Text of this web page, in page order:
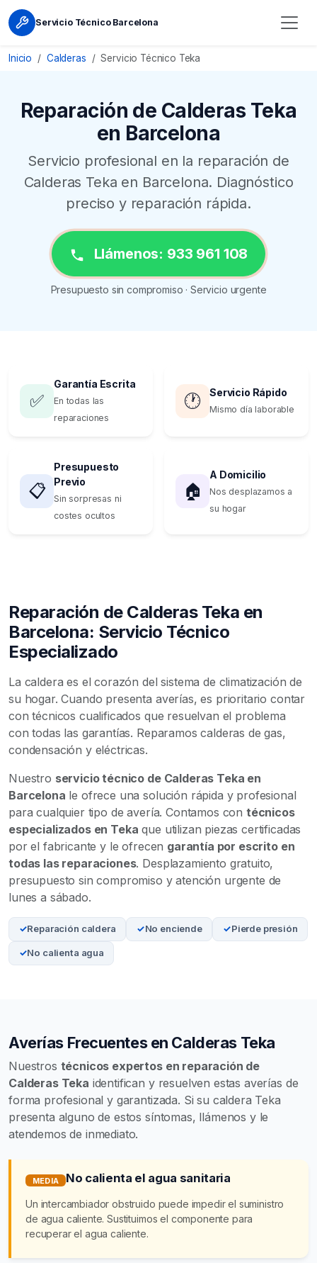
Servicio Técnico Barcelona
Inicio Calderas Servicio Técnico Teka
Reparación de Calderas Teka
en Barcelona
Servicio profesional en la reparación de
Calderas Teka en Barcelona. Diagnóstico
preciso y reparación rápida.
Llámenos: 933 961 108
Presupuesto sin compromiso · Servicio urgente
✅
Garantía Escrita
En todas las
reparaciones
🕐 Servicio Rápido
Mismo día laborable
📋
Presupuesto
Previo
Sin sorpresas ni
costes ocultos
🏠
A Domicilio
Nos desplazamos a
su hogar
Reparación de Calderas Teka en
Barcelona: Servicio Técnico
Especializado
La caldera es el corazón del sistema de climatización de
su hogar. Cuando presenta averías, es prioritario contar
con técnicos cualificados que resuelvan el problema
con todas las garantías. Reparamos calderas de gas,
condensación y eléctricas.
Nuestro servicio técnico de Calderas Teka en
Barcelona le ofrece una solución rápida y profesional
para cualquier tipo de avería. Contamos con técnicos
especializados en Teka que utilizan piezas certificadas
por el fabricante y le ofrecen garantía por escrito en
todas las reparaciones. Desplazamiento gratuito,
presupuesto sin compromiso y atención urgente de
lunes a sábado.
Reparación caldera No enciende Pierde presión
No calienta agua
Averías Frecuentes en Calderas Teka
Nuestros técnicos expertos en reparación de
Calderas Teka identifican y resuelven estas averías de
forma profesional y garantizada. Si su caldera Teka
presenta alguno de estos síntomas, llámenos y le
atendemos de inmediato.
MEDIA No calienta el agua sanitaria
Un intercambiador obstruido puede impedir el suministro
de agua caliente. Sustituimos el componente para
recuperar el agua caliente.